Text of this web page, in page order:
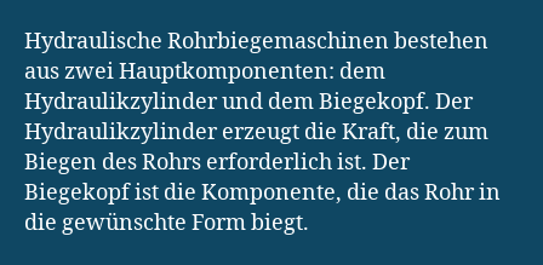
Hydraulische Rohrbiegemaschinen bestehen
aus zwei Hauptkomponenten: dem
Hydraulikzylinder und dem Biegekopf. Der
Hydraulikzylinder erzeugt die Kraft, die zum
Biegen des Rohrs erforderlich ist. Der
Biegekopf ist die Komponente, die das Rohr in
die gewünschte Form biegt.